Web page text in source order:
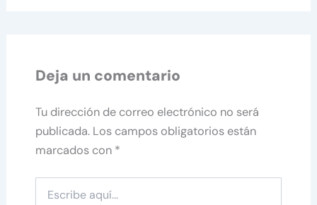
Deja un comentario
Tu dirección de correo electrónico no será
publicada. Los campos obligatorios están
marcados con *
aquí...